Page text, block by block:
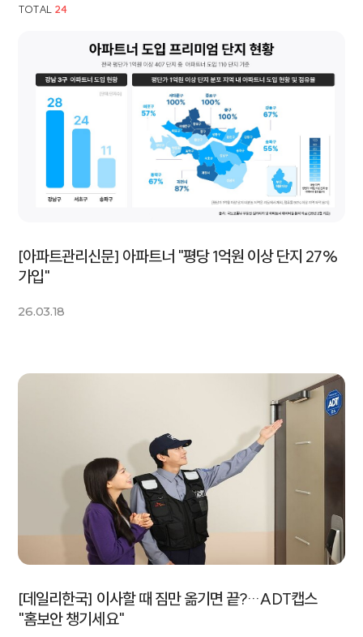
TOTAL 24
[아파트관리신문] 아파트너 "평당 1억원 이상 단지 27%
가입"
26.03.18
[데일리한국] 이사할 때 짐만 옮기면 끝?…ADT캡스
"홈보안 챙기세요"